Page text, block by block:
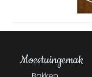
Moestuingemak